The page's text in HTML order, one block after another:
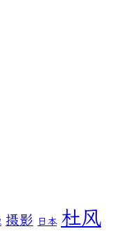
摄影 日本 杜风